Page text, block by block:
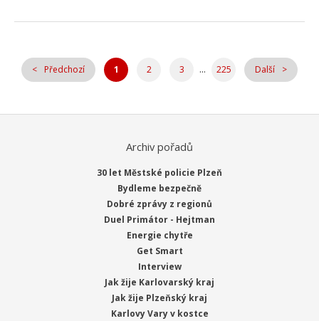
Předchozí 1 2 3 ... 225 Další
Archiv pořadů
30 let Městské policie Plzeň
Bydleme bezpečně
Dobré zprávy z regionů
Duel Primátor - Hejtman
Energie chytře
Get Smart
Interview
Jak žije Karlovarský kraj
Jak žije Plzeňský kraj
Karlovy Vary v kostce